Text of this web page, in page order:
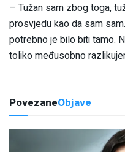
– Tužan sam zbog toga,
prosvjedu kao da sam
potrebno je bilo biti tamo.
toliko međusobno
PovezaneObjave